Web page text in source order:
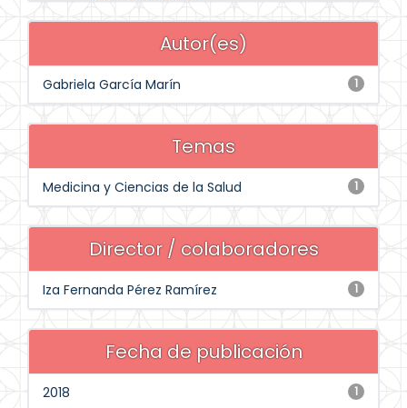
Autor(es)
1
Gabriela García Marín
Temas
1
Medicina y Ciencias de la Salud
Director / colaboradores
1
Iza Fernanda Pérez Ramírez
Fecha de publicación
1
2018